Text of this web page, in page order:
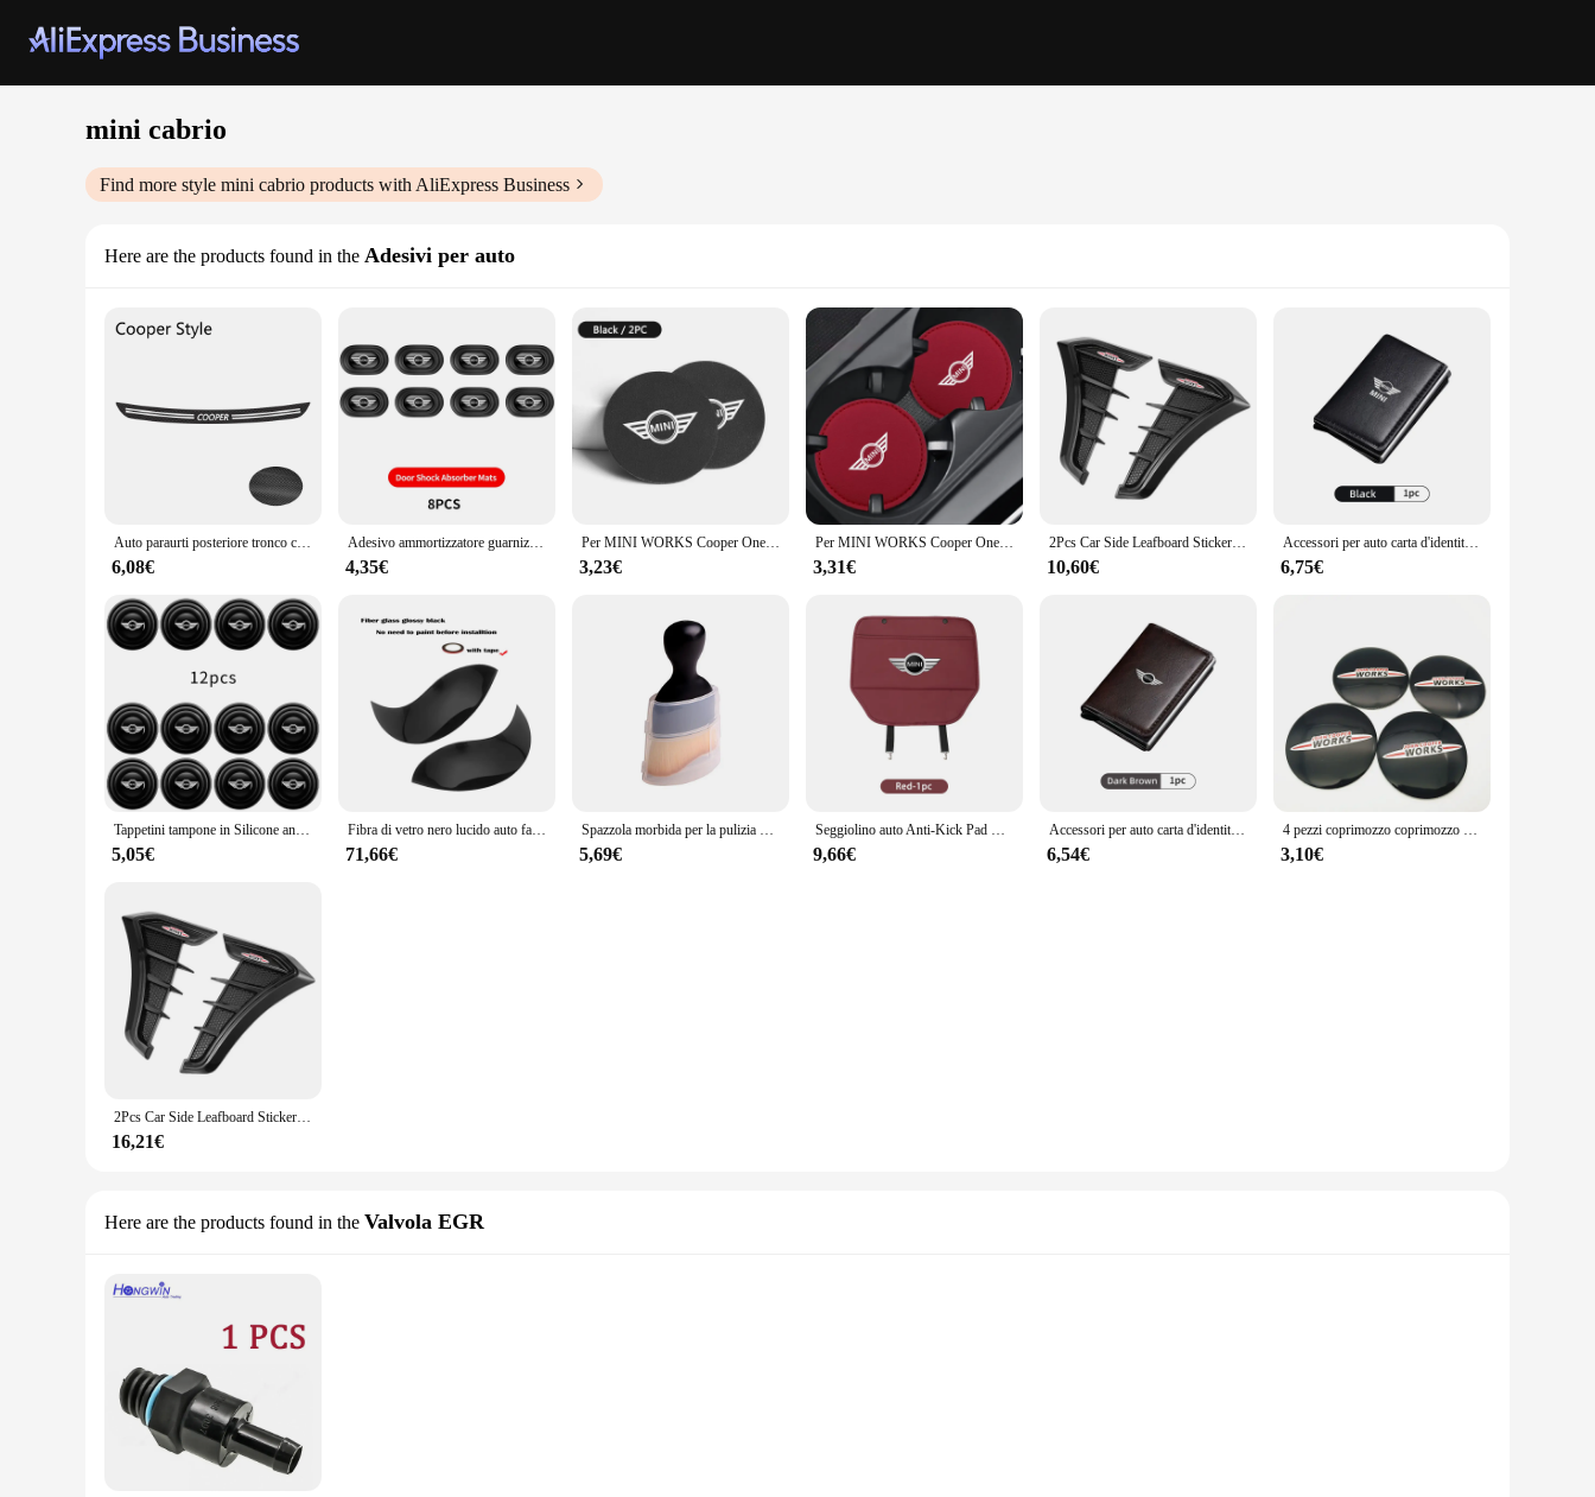
mini cabrio
Find more style mini cabrio products with AliExpress Business
Here are the products found in the Adesivi per auto
Auto paraurti posteriore tronco carico bordo protezione adesivi per MINI Cooper S JCW R56 Cabrio R57 accessori decalcomania in fibra di carbonio
6,08€
Adesivo ammortizzatore guarnizione Anti-collisione porta auto per MINI Cooper One JCW Countryman Clubman Cabrio Paceman R60 R57 R55 R56
4,35€
Per MINI WORKS Cooper One JCW Countryman Clubman Cabrio Paceman 2Pcs Car Water Cup Mat sottobicchieri in pelle scamosciata accessori Auto
3,23€
Per MINI WORKS Cooper One JCW Countryman Clubman Cabrio Paceman 2Pcs Car Water Cup Mat sottobicchieri in pelle accessori per lo Styling automatico
3,31€
2Pcs Car Side Leafboard Sticker Side Fender modificato per BMW MINI Cooper S One D Clubman Countryman Cabrio
10,60€
Accessori per auto carta d'identità portafoglio in lega di pelle Pop-up per MINI Cooper JCW One Countryman Clubman Cabrio Paceman R60 R57 R55 R56 R5
6,75€
Tappetini tampone in Silicone antiurto per interruttore porta auto per MINI Cooper One JCW Countryman Clubman Cabrio Paceman R60 R57 R55 R56
5,05€
Fibra di vetro nero lucido auto faro sopracciglia copertura anteriore Angry palpebre per MINI F54 CLUBMAN F57 CABRIO F56 COOPER F55
71,66€
Spazzola morbida per la pulizia dell'auto con involucro strumento per la rimozione della polvere delle fessure dell'auto per MINI Cooper S JCW R53 R50 R52 R55 F55 F56 Clubman Cabrio
5,69€
Seggiolino auto Anti-Kick Pad Cover protettiva per la schiena in pelle per MINI Cooper One JCW Countryman Clubman Cabrio Paceman R60 R57 R55 R56
9,66€
Accessori per auto carta d'identità portafoglio in lega di pelle Pop-up per MINI Cooper One JCW Countryman Clubman Cabrio Paceman R60 R57 R55 R56
6,54€
4 pezzi coprimozzo coprimozzo centrale ruota auto per JOHN COOPER WORKS Logo per MINI Cooper Clubman Cabrio Paceman R50 R52 jcw R55
3,10€
2Pcs Car Side Leafboard Sticker Side Fender Sticker per MINI One Cooper JCW Countryman Clubman Cabrio Paceman Coupe Roadster
16,21€
Here are the products found in the Valvola EGR